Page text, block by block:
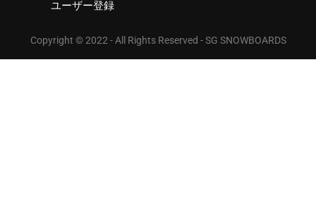
ユーザー登録
Copyright © 2022 - All Rights Reserved - SG SNOWBOARDS